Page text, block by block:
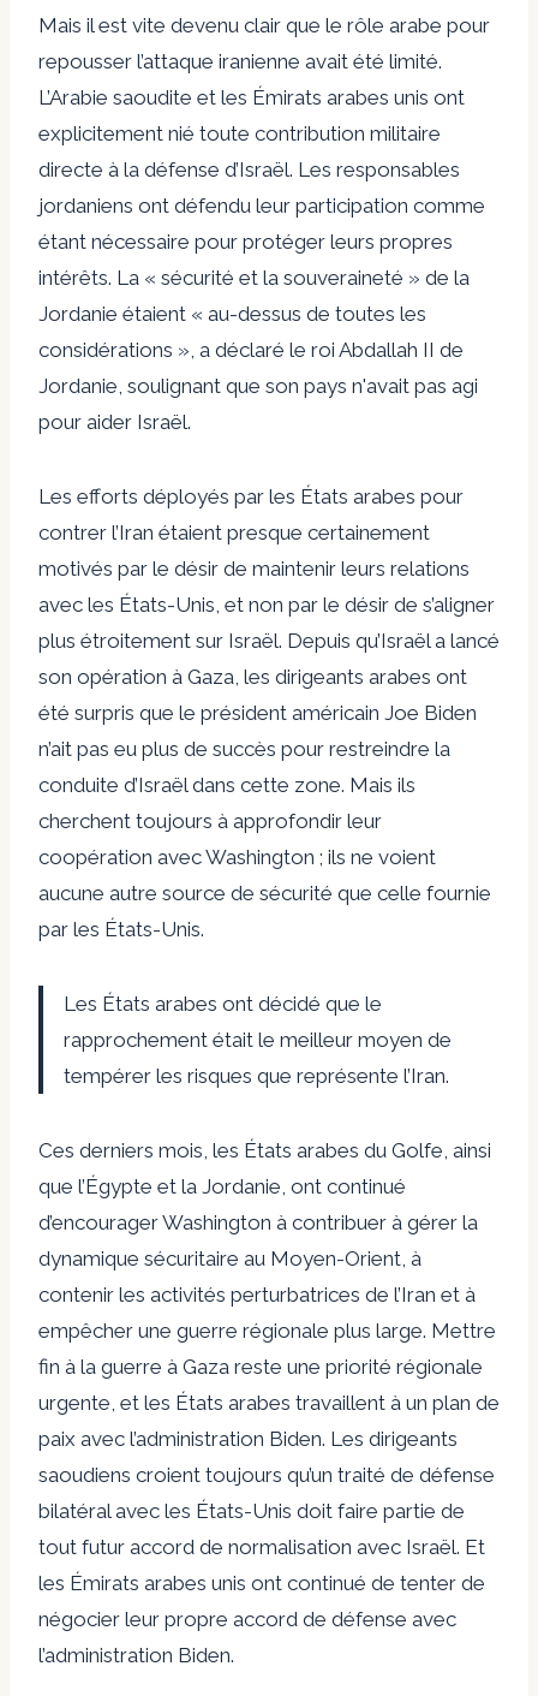
Mais il est vite devenu clair que le rôle arabe pour
repousser l’attaque iranienne avait été limité.
L’Arabie saoudite et les Émirats arabes unis ont
explicitement nié toute contribution militaire
directe à la défense d’Israël. Les responsables
jordaniens ont défendu leur participation comme
étant nécessaire pour protéger leurs propres
intérêts. La « sécurité et la souveraineté » de la
Jordanie étaient « au-dessus de toutes les
considérations », a déclaré le roi Abdallah II de
Jordanie, soulignant que son pays n'avait pas agi
pour aider Israël.
Les efforts déployés par les États arabes pour
contrer l’Iran étaient presque certainement
motivés par le désir de maintenir leurs relations
avec les États-Unis, et non par le désir de s’aligner
plus étroitement sur Israël. Depuis qu’Israël a lancé
son opération à Gaza, les dirigeants arabes ont
été surpris que le président américain Joe Biden
n’ait pas eu plus de succès pour restreindre la
conduite d’Israël dans cette zone. Mais ils
cherchent toujours à approfondir leur
coopération avec Washington ; ils ne voient
aucune autre source de sécurité que celle fournie
par les États-Unis.
Les États arabes ont décidé que le
rapprochement était le meilleur moyen de
tempérer les risques que représente l’Iran.
Ces derniers mois, les États arabes du Golfe, ainsi
que l’Égypte et la Jordanie, ont continué
d’encourager Washington à contribuer à gérer la
dynamique sécuritaire au Moyen-Orient, à
contenir les activités perturbatrices de l’Iran et à
empêcher une guerre régionale plus large. Mettre
fin à la guerre à Gaza reste une priorité régionale
urgente, et les États arabes travaillent à un plan de
paix avec l’administration Biden. Les dirigeants
saoudiens croient toujours qu’un traité de défense
bilatéral avec les États-Unis doit faire partie de
tout futur accord de normalisation avec Israël. Et
les Émirats arabes unis ont continué de tenter de
négocier leur propre accord de défense avec
l’administration Biden.